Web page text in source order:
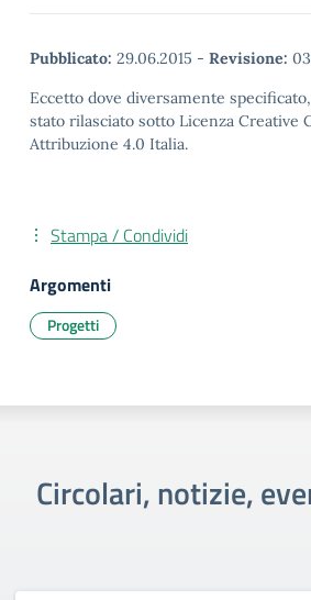
Pubblicato: 29.06.2015 - Revisione:
Eccetto dove diversamente
stato rilasciato sotto Licenza Creative
Attribuzione 4.0 Italia.
Stampa / Condividi
Argomenti
Progetti
Circolari, notizie,